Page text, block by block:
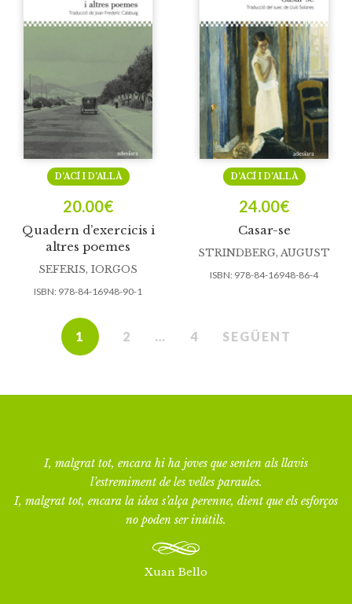
Quadern d’exercicis i
altres poemes
D’ACÍ I D’ALLÀ
20.00€
SEFERIS, IORGOS
ISBN: 978-84-16948-90-1
Casar-se
D’ACÍ I D’ALLÀ
24.00€
STRINDBERG, AUGUST
ISBN: 978-84-16948-86-4
1 2 … 4 SEGÜENT
I, malgrat tot, encara hi ha joves que senten als llavis
l’estremiment de les velles paraules.
I, malgrat tot, encara la idea s’alça perenne, dient que els esforços
no poden ser inútils.
Xuan Bello